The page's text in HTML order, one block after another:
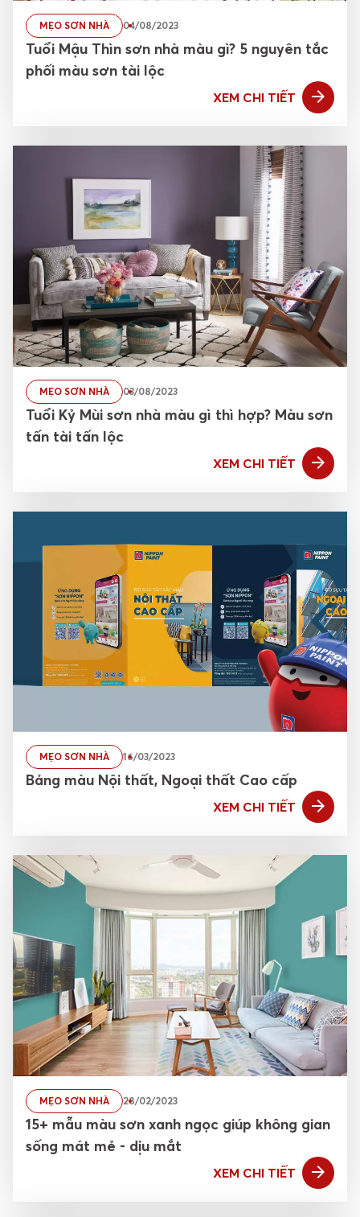
MẸO SƠN NHÀ 04/08/2023
Tuổi Mậu Thìn sơn nhà màu gì? 5 nguyên tắc
phối màu sơn tài lộc
XEM CHI TIẾT
MẸO SƠN NHÀ 03/08/2023
Tuổi Kỷ Mùi sơn nhà màu gì thì hợp? Màu sơn
tấn tài tấn lộc
XEM CHI TIẾT
MẸO SƠN NHÀ 16/03/2023
Bảng màu Nội thất, Ngoại thất Cao cấp
XEM CHI TIẾT
MẸO SƠN NHÀ 28/02/2023
15+ mẫu màu sơn xanh ngọc giúp không gian
sống mát mẻ - dịu mắt
XEM CHI TIẾT